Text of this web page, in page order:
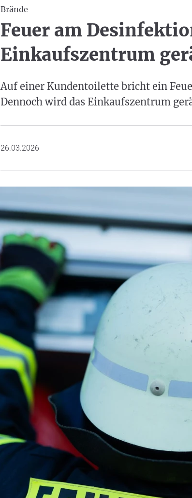
Brände
Feuer am
Einkaufszentrum
Auf einer Kundentoilette bricht ein
Dennoch wird das Einkaufszentrum
26.03.2026